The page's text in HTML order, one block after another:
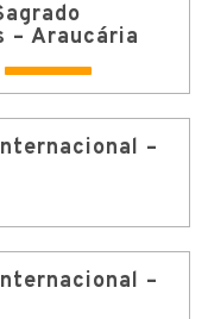
– Araucária
–
–